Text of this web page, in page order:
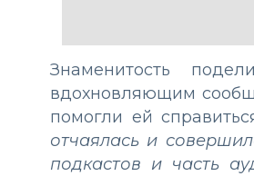
Знаменитость
вдохновляющим
помогли ей
отчаялась и
подкастов и часть